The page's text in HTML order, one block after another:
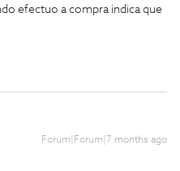
efectuo a compra indica que
Forum|Forum|7 months ago